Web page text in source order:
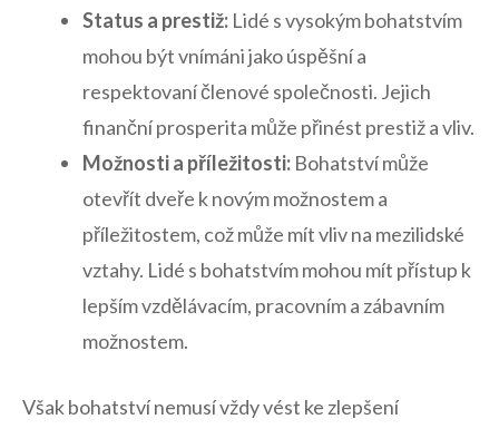
Status a prestiž: Lidé s vysokým bohatstvím
mohou být vnímáni jako úspěšní a
respektovaní členové společnosti. Jejich
finanční prosperita může přinést prestiž a vliv.
Možnosti a příležitosti: Bohatství může
otevřít dveře k novým možnostem a
příležitostem, což může mít vliv na mezilidské
vztahy. Lidé s bohatstvím mohou mít přístup k
lepším vzdělávacím, pracovním a zábavním
možnostem.
Však bohatství nemusí vždy vést ke zlepšení